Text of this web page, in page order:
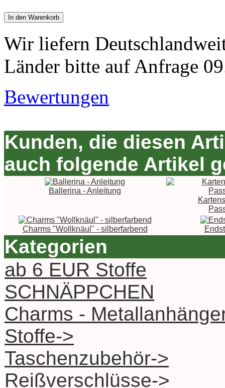
In den Warenkorb
Wir liefern
Länder bitte auf Anfrage
Bewertungen
Kunden, die diesen
auch folgende Artikel
Ballerina - Anleitung
Charms "Wollknäul" - silberfarbend
Kategorien
ab 6 EUR Stoffe
SCHNÄPPCHEN
Charms -
Stoffe->
Taschenzubehör->
Reißverschlüsse->